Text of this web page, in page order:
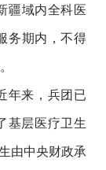
疆域内全科医
务期内，不得
年来，兵团已
基层医疗卫生
由中央财政承